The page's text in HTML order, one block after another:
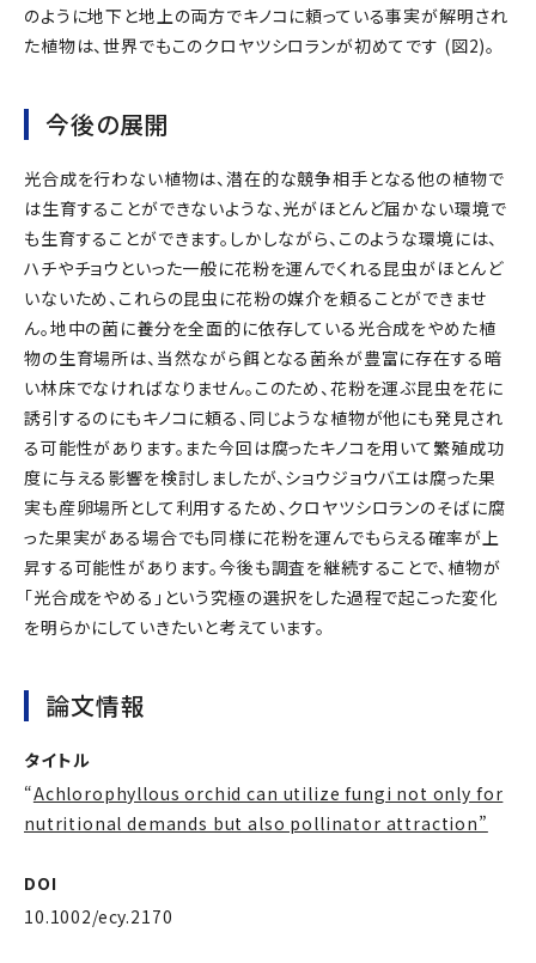
のように地下と地上の両方でキノコに頼っている事実が解明され
た植物は、世界でもこのクロヤツシロランが初めてです (図2)。
今後の展開
光合成を行わない植物は、潜在的な競争相手となる他の植物で
は生育することができないような、光がほとんど届かない環境で
も生育することができます。しかしながら、このような環境には、
ハチやチョウといった一般に花粉を運んでくれる昆虫がほとんど
いないため、これらの昆虫に花粉の媒介を頼ることができませ
ん。地中の菌に養分を全面的に依存している光合成をやめた植
物の生育場所は、当然ながら餌となる菌糸が豊富に存在する暗
い林床でなければなりません。このため、花粉を運ぶ昆虫を花に
誘引するのにもキノコに頼る、同じような植物が他にも発見され
る可能性があります。また今回は腐ったキノコを用いて繁殖成功
度に与える影響を検討しましたが、ショウジョウバエは腐った果
実も産卵場所として利用するため、クロヤツシロランのそばに腐
った果実がある場合でも同様に花粉を運んでもらえる確率が上
昇する可能性があります。今後も調査を継続することで、植物が
「光合成をやめる」という究極の選択をした過程で起こった変化
を明らかにしていきたいと考えています。
論文情報
タイトル
“Achlorophyllous orchid can utilize fungi not only for
nutritional demands but also pollinator attraction”
DOI
10.1002/ecy.2170